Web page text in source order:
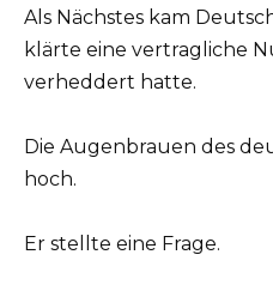
Als Nächstes kam
klärte eine vertragliche
verheddert hatte.
Die Augenbrauen des
hoch.
Er stellte eine Frage.